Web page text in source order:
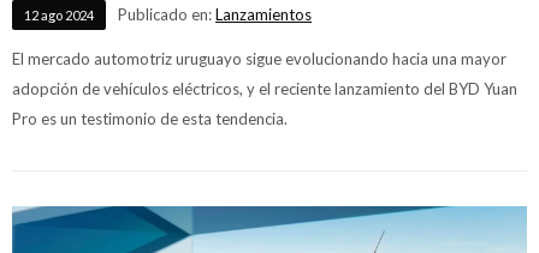
12ago 2024 Publicado en:Lanzamientos
El mercado automotriz uruguayo sigue evolucionando hacia una mayor
adopción de vehículos eléctricos, y el reciente lanzamiento del BYD Yuan
Pro es un testimonio de esta tendencia.